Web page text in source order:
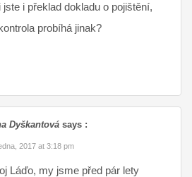
jste i překlad dokladu o pojištění,
probíhá jinak?
Dyškantová says :
2017 at 3:18 pm
Láďo, my jsme před pár lety